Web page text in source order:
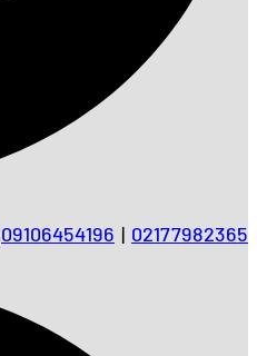
09106454196 | 02177982365